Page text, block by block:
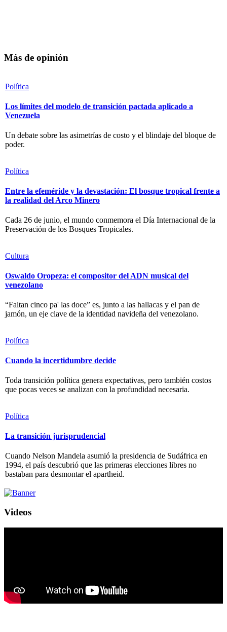
Más de opinión
Política
Los límites del modelo de transición pactada aplicado a
Venezuela
Un debate sobre las asimetrías de costo y el blindaje del bloque de
poder.
Política
Entre la efeméride y la devastación: El bosque tropical frente a
la realidad del Arco Minero
Cada 26 de junio, el mundo conmemora el Día Internacional de la
Preservación de los Bosques Tropicales.
Cultura
Oswaldo Oropeza: el compositor del ADN musical del
venezolano
“Faltan cinco pa' las doce” es, junto a las hallacas y el pan de
jamón, un eje clave de la identidad navideña del venezolano.
Política
Cuando la incertidumbre decide
Toda transición política genera expectativas, pero también costos
que pocas veces se analizan con la profundidad necesaria.
Política
La transición jurisprudencial
Cuando Nelson Mandela asumió la presidencia de Sudáfrica en
1994, el país descubrió que las primeras elecciones libres no
bastaban para desmontar el apartheid.
Videos